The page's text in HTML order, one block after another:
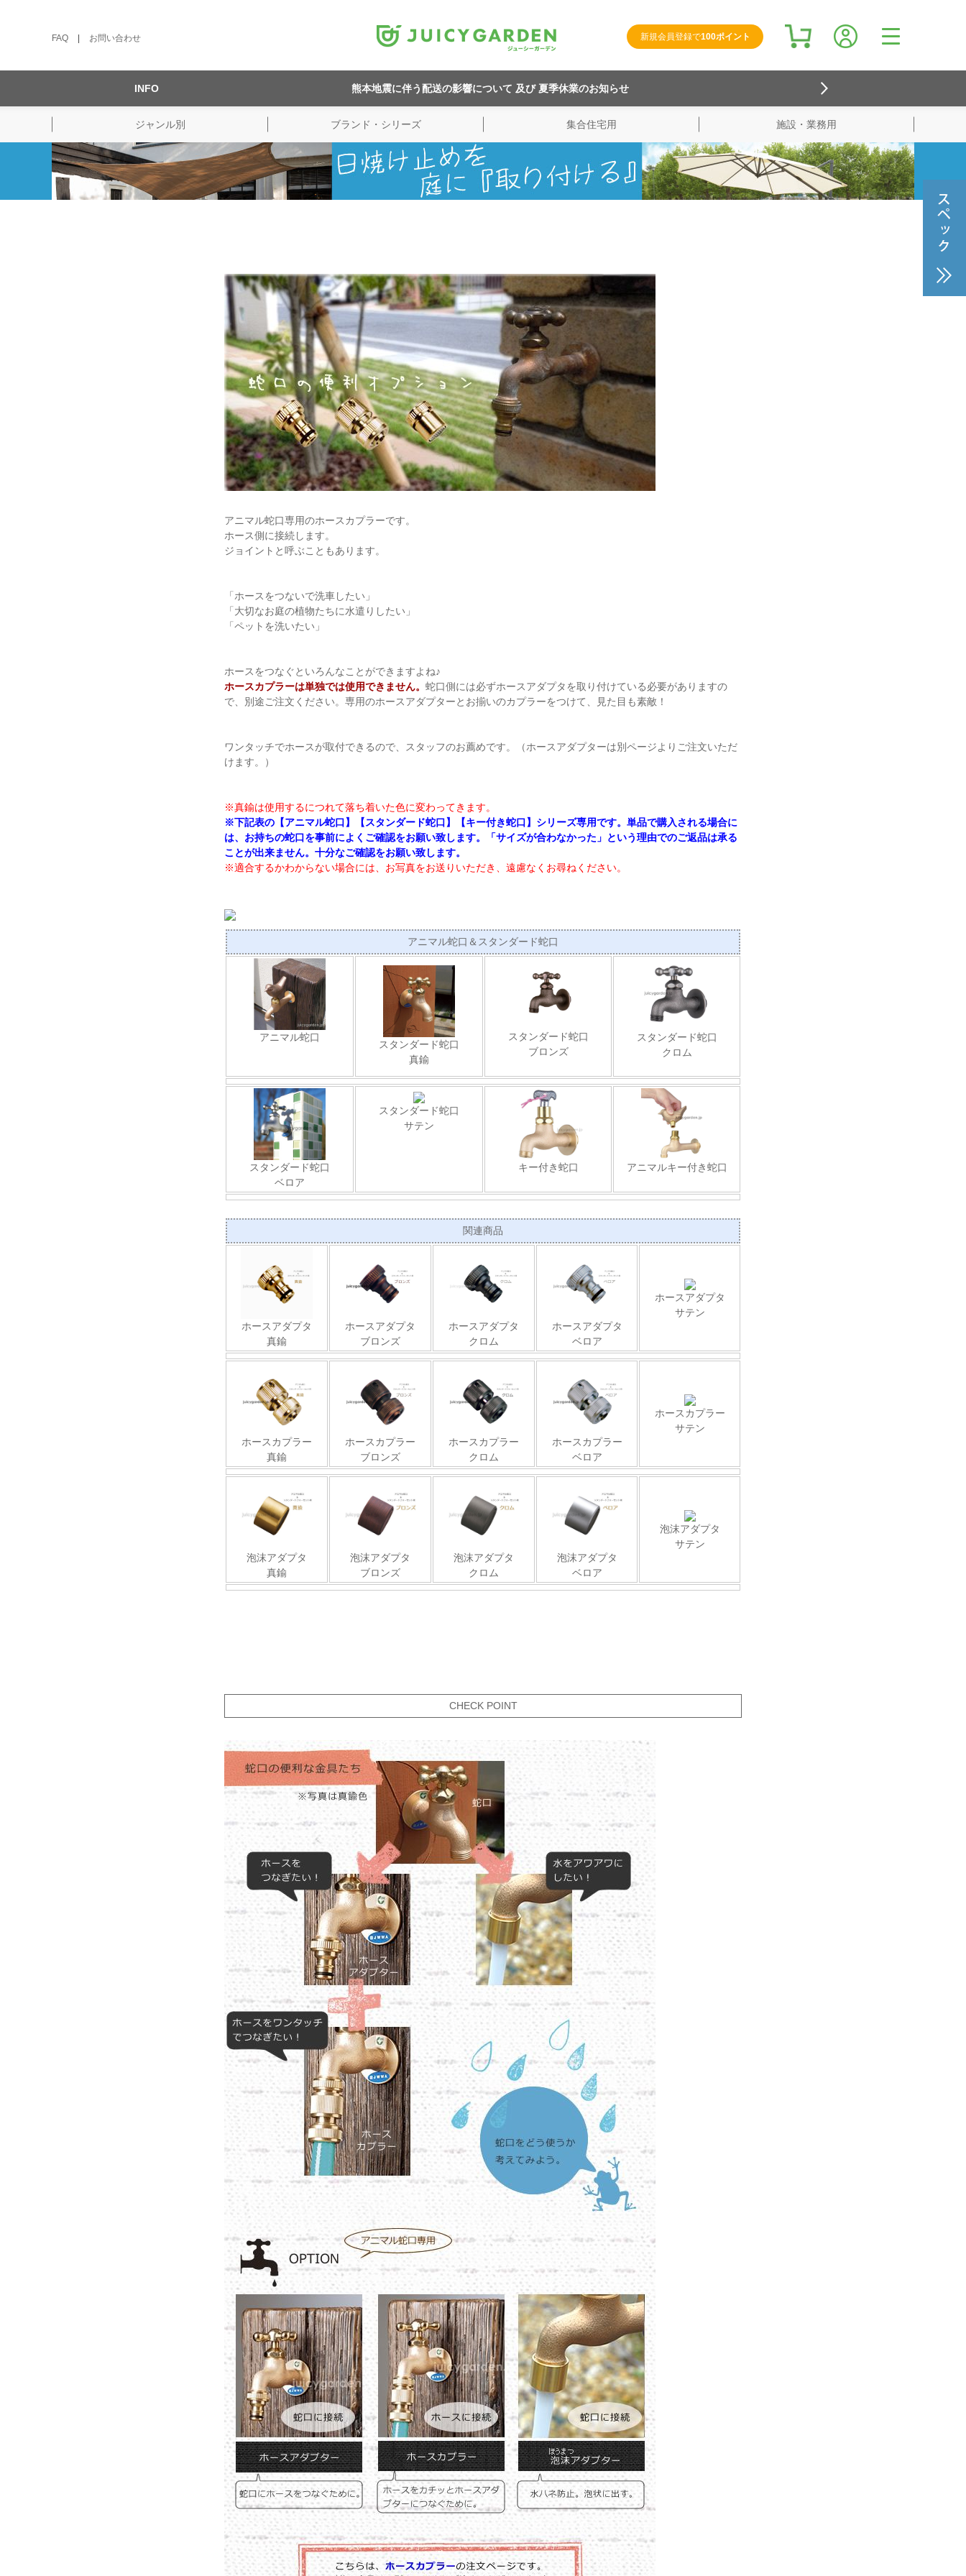
FAQ お問い合わせ 新規会員登録で100ポイント
検索
INFO 熊本地震に伴う配送の影響について 及び 夏季休業のお知らせ
ジャンル別 ブランド・シリーズ 集合住宅用 施設・業務用
アニマル蛇口専用のホースカプラーです。
ホース側に接続します。
ジョイントと呼ぶこともあります。
「ホースをつないで洗車したい」
「大切なお庭の植物たちに水遣りしたい」
「ペットを洗いたい」
ホースをつなぐといろんなことができますよね♪
ホースカプラーは単独では使用できません。 蛇口側には必ずホースアダプタを取り付けている必要がありますの
で、別途ご注文ください。専用のホースアダプターとお揃いのカプラーをつけて、見た目も素敵！
ワンタッチでホースが取付できるので、スタッフのお薦めです。（ホースアダプターは別ページよりご注文いただ
けます。）
※真鍮は使用するにつれて落ち着いた色に変わってきます。
※下記表の【アニマル蛇口】【スタンダード蛇口】【キー付き蛇口】シリーズ専用です。単品で購入される場合に
は、お持ちの蛇口を事前によくご確認をお願い致します。「サイズが合わなかった」という理由でのご返品は承る
ことが出来ません。十分なご確認をお願い致します。
※適合するかわからない場合には、お写真をお送りいただき、遠慮なくお尋ねください。
アニマル蛇口＆スタンダード蛇口
アニマル蛇口
スタンダード蛇口
真鍮
スタンダード蛇口
ブロンズ
スタンダード蛇口
クロム
スタンダード蛇口
ベロア
スタンダード蛇口
サテン
キー付き蛇口 アニマルキー付き蛇口
関連商品
ホースアダプタ
真鍮
ホースアダプタ
ブロンズ
ホースアダプタ
クロム
ホースアダプタ
ベロア
ホースアダプタ
サテン
ホースカプラー
真鍮
ホースカプラー
ブロンズ
ホースカプラー
クロム
ホースカプラー
ベロア
ホースカプラー
サテン
泡沫アダプタ
真鍮
泡沫アダプタ
ブロンズ
泡沫アダプタ
クロム
泡沫アダプタ
ベロア
泡沫アダプタ
サテン
CHECK POINT